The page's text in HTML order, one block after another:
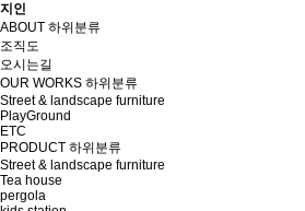
지인
ABOUT 하위분류
조직도
오시는길
OUR WORKS 하위분류
Street & landscape furniture
PlayGround
ETC
PRODUCT 하위분류
Street & landscape furniture
Tea house
pergola